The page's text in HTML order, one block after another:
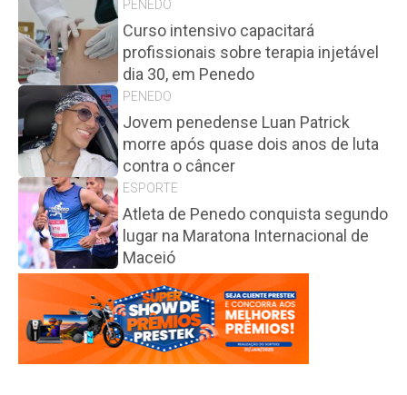
PENEDO
Curso intensivo capacitará
profissionais sobre terapia injetável
dia 30, em Penedo
PENEDO
Jovem penedense Luan Patrick
morre após quase dois anos de luta
contra o câncer
ESPORTE
Atleta de Penedo conquista segundo
lugar na Maratona Internacional de
Maceió